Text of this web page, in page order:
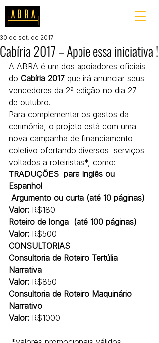
Cabíria 2017 – Apoie essa iniciativa !
30 de set. de 2017
A ABRA é um dos apoiadores oficiais
do Cabíria 2017 que irá anunciar seus
vencedores da 2ª edição no dia 27
de outubro.
Para complementar os gastos da
cerimônia, o projeto está com uma
nova campanha de financiamento
coletivo ofertando diversos  serviços
voltados a roteiristas*, como:
TRADUÇÕES  para Inglês ou
Espanhol
Argumento ou curta (até 10 páginas)
Valor: R$180
Roteiro de longa  (até 100 páginas)
Valor: R$500
CONSULTORIAS
Consultoria de Roteiro Tertúlia
Narrativa
Valor: R$850
Consultoria de Roteiro Maquinário
Narrativo
Valor: R$1000